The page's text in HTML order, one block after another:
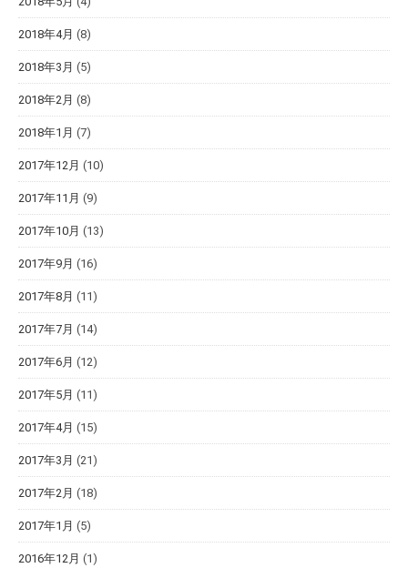
2018年4月 (8)
2018年3月 (5)
2018年2月 (8)
2018年1月 (7)
2017年12月 (10)
2017年11月 (9)
2017年10月 (13)
2017年9月 (16)
2017年8月 (11)
2017年7月 (14)
2017年6月 (12)
2017年5月 (11)
2017年4月 (15)
2017年3月 (21)
2017年2月 (18)
2017年1月 (5)
2016年12月 (1)